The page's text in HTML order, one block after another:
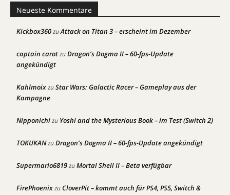
Neueste Kommentare
Kickbox360zuAttack on Titan 3 – erscheint im Dezember
captain carotzuDragon’s Dogma II – 60-fps-Update
angekündigt
KahlmoixzuStar Wars: Galactic Racer – Gameplay aus der
Kampagne
Nipponichizu Yoshi and the Mysterious Book – im Test (Switch 2)
TOKUKANzuDragon’s Dogma II – 60-fps-Update angekündigt
Supermario6819zuMortal Shell II – Beta verfügbar
FirePhoenixzuCloverPit – kommt auch für PS4, PS5, Switch &